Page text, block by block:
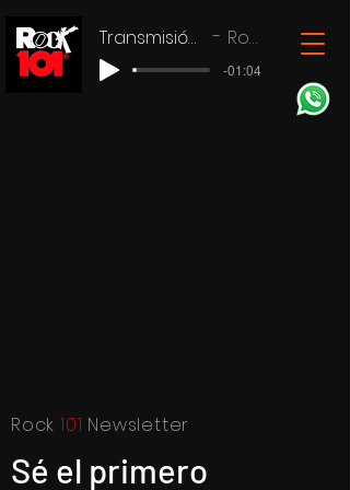
Transmisión en vivo Rock 101
-01:04
Rock 101 Newsletter
Sé el primero